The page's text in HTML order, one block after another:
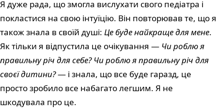
Я дуже рада, що змогла вислухати свого педіатра і
покластися на свою інтуїцію. Він повторював те, що я
також знала в своїй душі: Це буде найкраще для мене.
Як тільки я відпустила це очікування — Чи роблю я
правильну річ для себе? Чи роблю я правильну річ для
своєї дитини?— і знала, що все буде гаразд, це
просто зробило все набагато легшим. Я не
шкодувала про це.